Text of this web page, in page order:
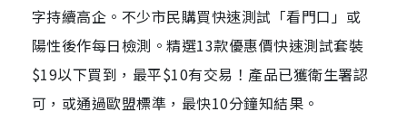
字持續高企。不少市民購買快速測試「看門口」或
陽性後作每日檢測。精選13款優惠價快速測試套裝
$19以下買到，最平$10有交易！產品已獲衛生署認
可，或通過歐盟標準，最快10分鐘知結果。